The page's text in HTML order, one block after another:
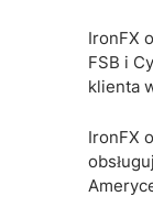
IronFX
FSB i
klienta
IronFX